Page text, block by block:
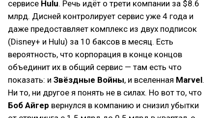
сервисе Hulu. Речь идёт о трети компании за $8.6
млрд. Дисней контролирует сервис уже 4 года и
даже предоставляет комплекс из двух подписок
(Disney+ и Hulu) за 10 баксов в месяц. Есть
вероятность, что корпорация в конце концов
объединит их в общий сервис — там есть что
показать: и Звёздные Войны, и вселенная Marvel.
Ни то, ни другое я понять не в силах. Но вот то, что
Боб Айгер вернулся в компанию и снизил убытки